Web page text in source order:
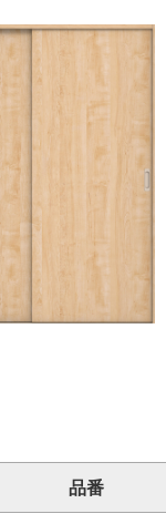
品番